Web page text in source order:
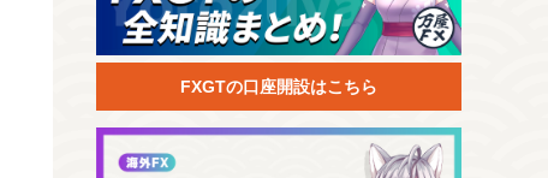
FXGTの口座開設はこちら